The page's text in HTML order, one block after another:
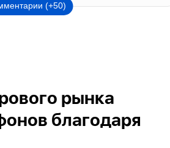
(+50)
рынка
благодаря